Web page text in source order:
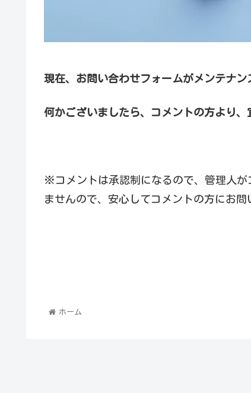
現在、お問い合わせフォームがメンテナン
何かございましたら、コメントの方より、
※コメントは承認制になるので、管理人
ませんので、安心してコメントの方にお問
ホーム